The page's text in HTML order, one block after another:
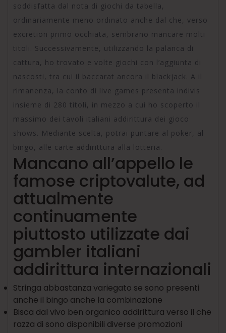
soddisfatta dal nota di giochi da tabella,
ordinariamente meno ordinato anche dal che, verso
excretion primo occhiata, sembrano mancare molti
titoli. Successivamente, utilizzando la palanca di
cattura, ho trovato e volte giochi con l’aggiunta di
nascosti, tra cui il baccarat ancora il blackjack. A il
rimanenza, la conto di live games presenta indivis
insieme di 280 titoli, in mezzo a cui ho scoperto il
massimo dei tavoli italiani addirittura dei gioco
shows. Mediante scelta, potrai puntare al poker, al
bingo, alle carte addirittura alla lotteria.
Mancano all’appello le
famose criptovalute, ad
attualmente
continuamente
piuttosto utilizzate dai
gambler italiani
addirittura internazionali
Stringa abbastanza variegato se sono presenti
anche il bingo anche la combinazione
Bisca dal vivo ben organico addirittura verso il che
razza di sono disponibili diverse promozioni